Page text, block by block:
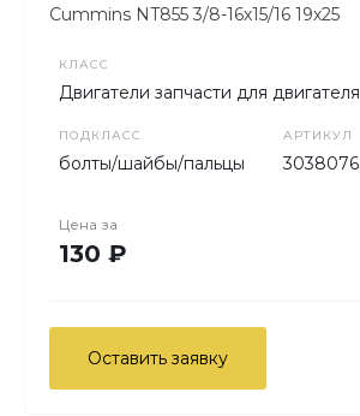
Cummins NT855 3/8-16х15/16 19х25
КЛАСС
Двигатели запчасти для двигателя
ПОДКЛАСС
болты/шайбы/пальцы
АРТИКУЛ
3038076
Цена за
130 ₽
Оставить заявку